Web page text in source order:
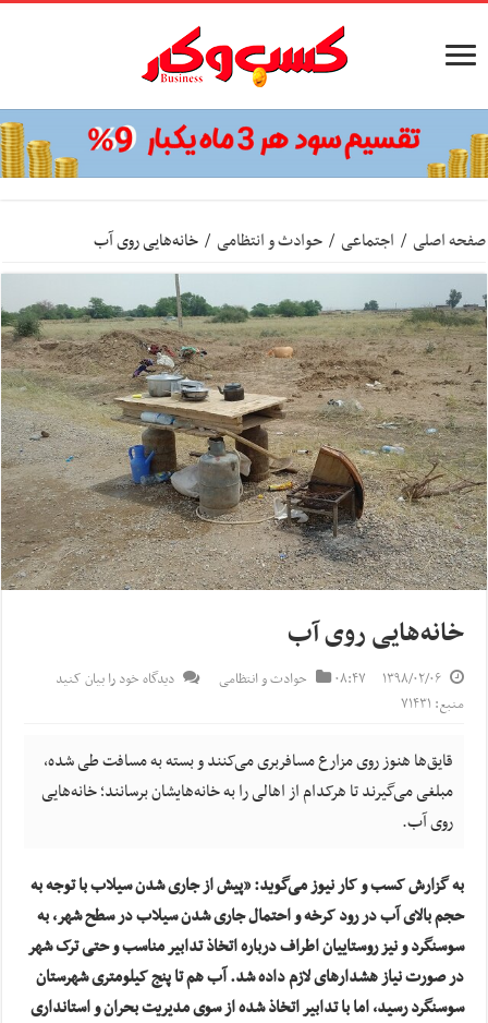
صفحه اصلی / اجتماعی / حوادث و انتظامی / خانه‌هایی روی آب
خانه‌هایی روی آب
۱۳۹۸/۰۲/۰۶ ۰۸:۴۷ حوادث و انتظامی
دیدگاه خود را بیان کنید
منبع: ۷۱۴۳۱
قایق‌ها هنوز روی مزارع مسافربری می‌کنند و بسته به مسافت طی شده،
مبلغی می‌گیرند تا هرکدام از اهالی را به خانه‌هایشان برسانند؛ خانه‌هایی
روی آب.
به گزارش کسب و کار نیوز می‌گوید: «پیش از جاری شدن سیلاب با توجه به
حجم بالای آب در رود کرخه و احتمال جاری شدن سیلاب در سطح شهر، به
سوسنگرد و نیز روستاییان اطراف درباره اتخاذ تدابیر مناسب و حتی ترک شهر
در صورت نیاز هشدارهای لازم داده شد. آب هم تا پنج کیلومتری شهرستان
سوسنگرد رسید، اما با تدابیر اتخاذ شده از سوی مدیریت بحران و استانداری